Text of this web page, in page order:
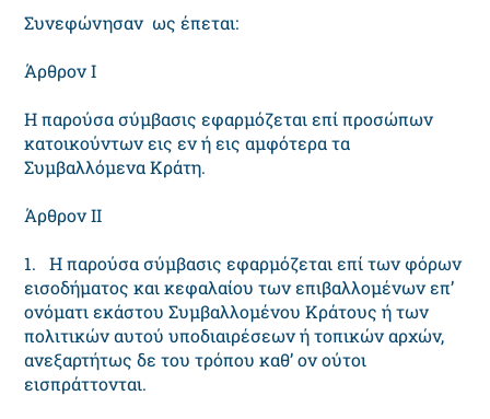
Συνεφώνησαν ως έπεται:
Άρθρον I
H παρούσα σύμβασις εφαρμόζεται επί προσώπων
κατοικούντων εις εν ή εις αμφότερα τα
Συμβαλλόμενα Kράτη.
Άρθρον II
1. H παρούσα σύμβασις εφαρμόζεται επί των φόρων
εισοδήματος και κεφαλαίου των επιβαλλομένων επ’
ονόματι εκάστου Συμβαλλομένου Kράτους ή των
πολιτικών αυτού υποδιαιρέσεων ή τοπικών αρχών,
ανεξαρτήτως δε του τρόπου καθ’ ον ούτοι
εισπράττονται.